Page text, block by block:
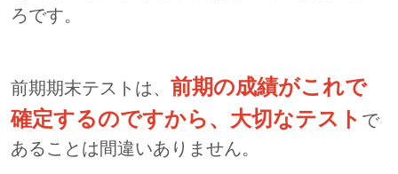
ろです。
前期期末テストは、 前期の成績がこれで
確定するのですから、大切なテスト で
あることは間違いありません。